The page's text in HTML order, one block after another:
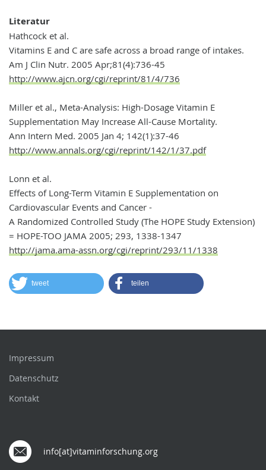
Literatur
Hathcock et al.
Vitamins E and C are safe across a broad range of intakes.
Am J Clin Nutr. 2005 Apr;81(4):736-45
http://www.ajcn.org/cgi/reprint/81/4/736
Miller et al., Meta-Analysis: High-Dosage Vitamin E
Supplementation May Increase All-Cause Mortality.
Ann Intern Med. 2005 Jan 4; 142(1):37-46
http://www.annals.org/cgi/reprint/142/1/37.pdf
Lonn et al.
Effects of Long-Term Vitamin E Supplementation on
Cardiovascular Events and Cancer -
A Randomized Controlled Study (The HOPE Study Extension)
= HOPE-TOO JAMA 2005; 293, 1338-1347
http://jama.ama-assn.org/cgi/reprint/293/11/1338
tweet teilen
Impressum
Datenschutz
Kontakt
info[at]vitaminforschung.org